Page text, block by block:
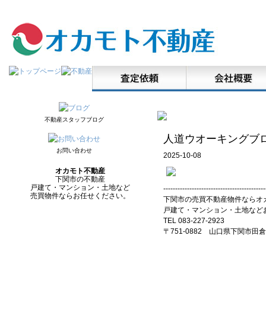
人道ウオーキングブ
2025-10-08
下関市の売買不動産物件ならオ
戸建て・マンション・土地な
TEL 083-227-2923
〒751-0882 山口県下関市田
不動産スタッフブログ
お問い合わせ
オカモト不動産
下関市の不動産
戸建て・マンション・土地など
売買物件ならお任せください。